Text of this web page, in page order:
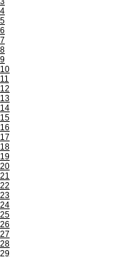
4
5
6
7
8
9
10
11
12
13
14
15
16
17
18
19
20
21
22
23
24
25
26
27
28
29